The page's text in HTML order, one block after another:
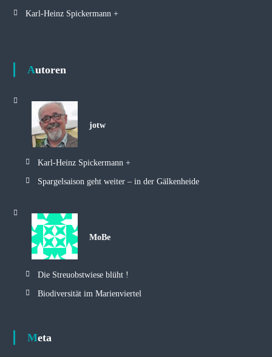
Karl-Heinz Spickermann +
Autoren
jotw
Karl-Heinz Spickermann +
Spargelsaison geht weiter – in der Gälkenheide
MoBe
Die Streuobstwiese blüht !
Biodiversität im Marienviertel
Meta